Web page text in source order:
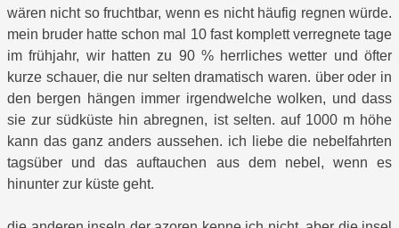
wären nicht so fruchtbar, wenn es nicht häufig regnen würde.
mein bruder hatte schon mal 10 fast komplett verregnete tage
im frühjahr, wir hatten zu 90 % herrliches wetter und öfter
kurze schauer, die nur selten dramatisch waren. über oder in
den bergen hängen immer irgendwelche wolken, und dass
sie zur südküste hin abregnen, ist selten. auf 1000 m höhe
kann das ganz anders aussehen. ich liebe die nebelfahrten
tagsüber und das auftauchen aus dem nebel, wenn es
hinunter zur küste geht.